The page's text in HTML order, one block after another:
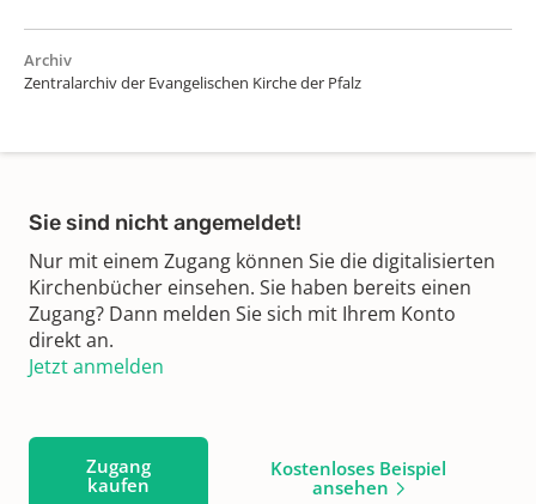
Archiv
Zentralarchiv der Evangelischen Kirche der Pfalz
Sie sind nicht angemeldet!
Nur mit einem Zugang können Sie die digitalisierten
Kirchenbücher einsehen. Sie haben bereits einen
Zugang? Dann melden Sie sich mit Ihrem Konto
direkt an.
Jetzt anmelden
Zugang
kaufen
Kostenloses Beispiel
ansehen